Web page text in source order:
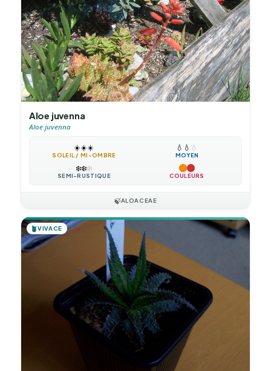
Aloe juvenna
Aloe juvenna
☀️☀️☀️
SOLEIL / MI-OMBRE
💧 💧 💧
MOYEN
❄️❄️❄️
SEMI-RUSTIQUE COULEURS
🍃ALOACEAE
🪴VIVACE